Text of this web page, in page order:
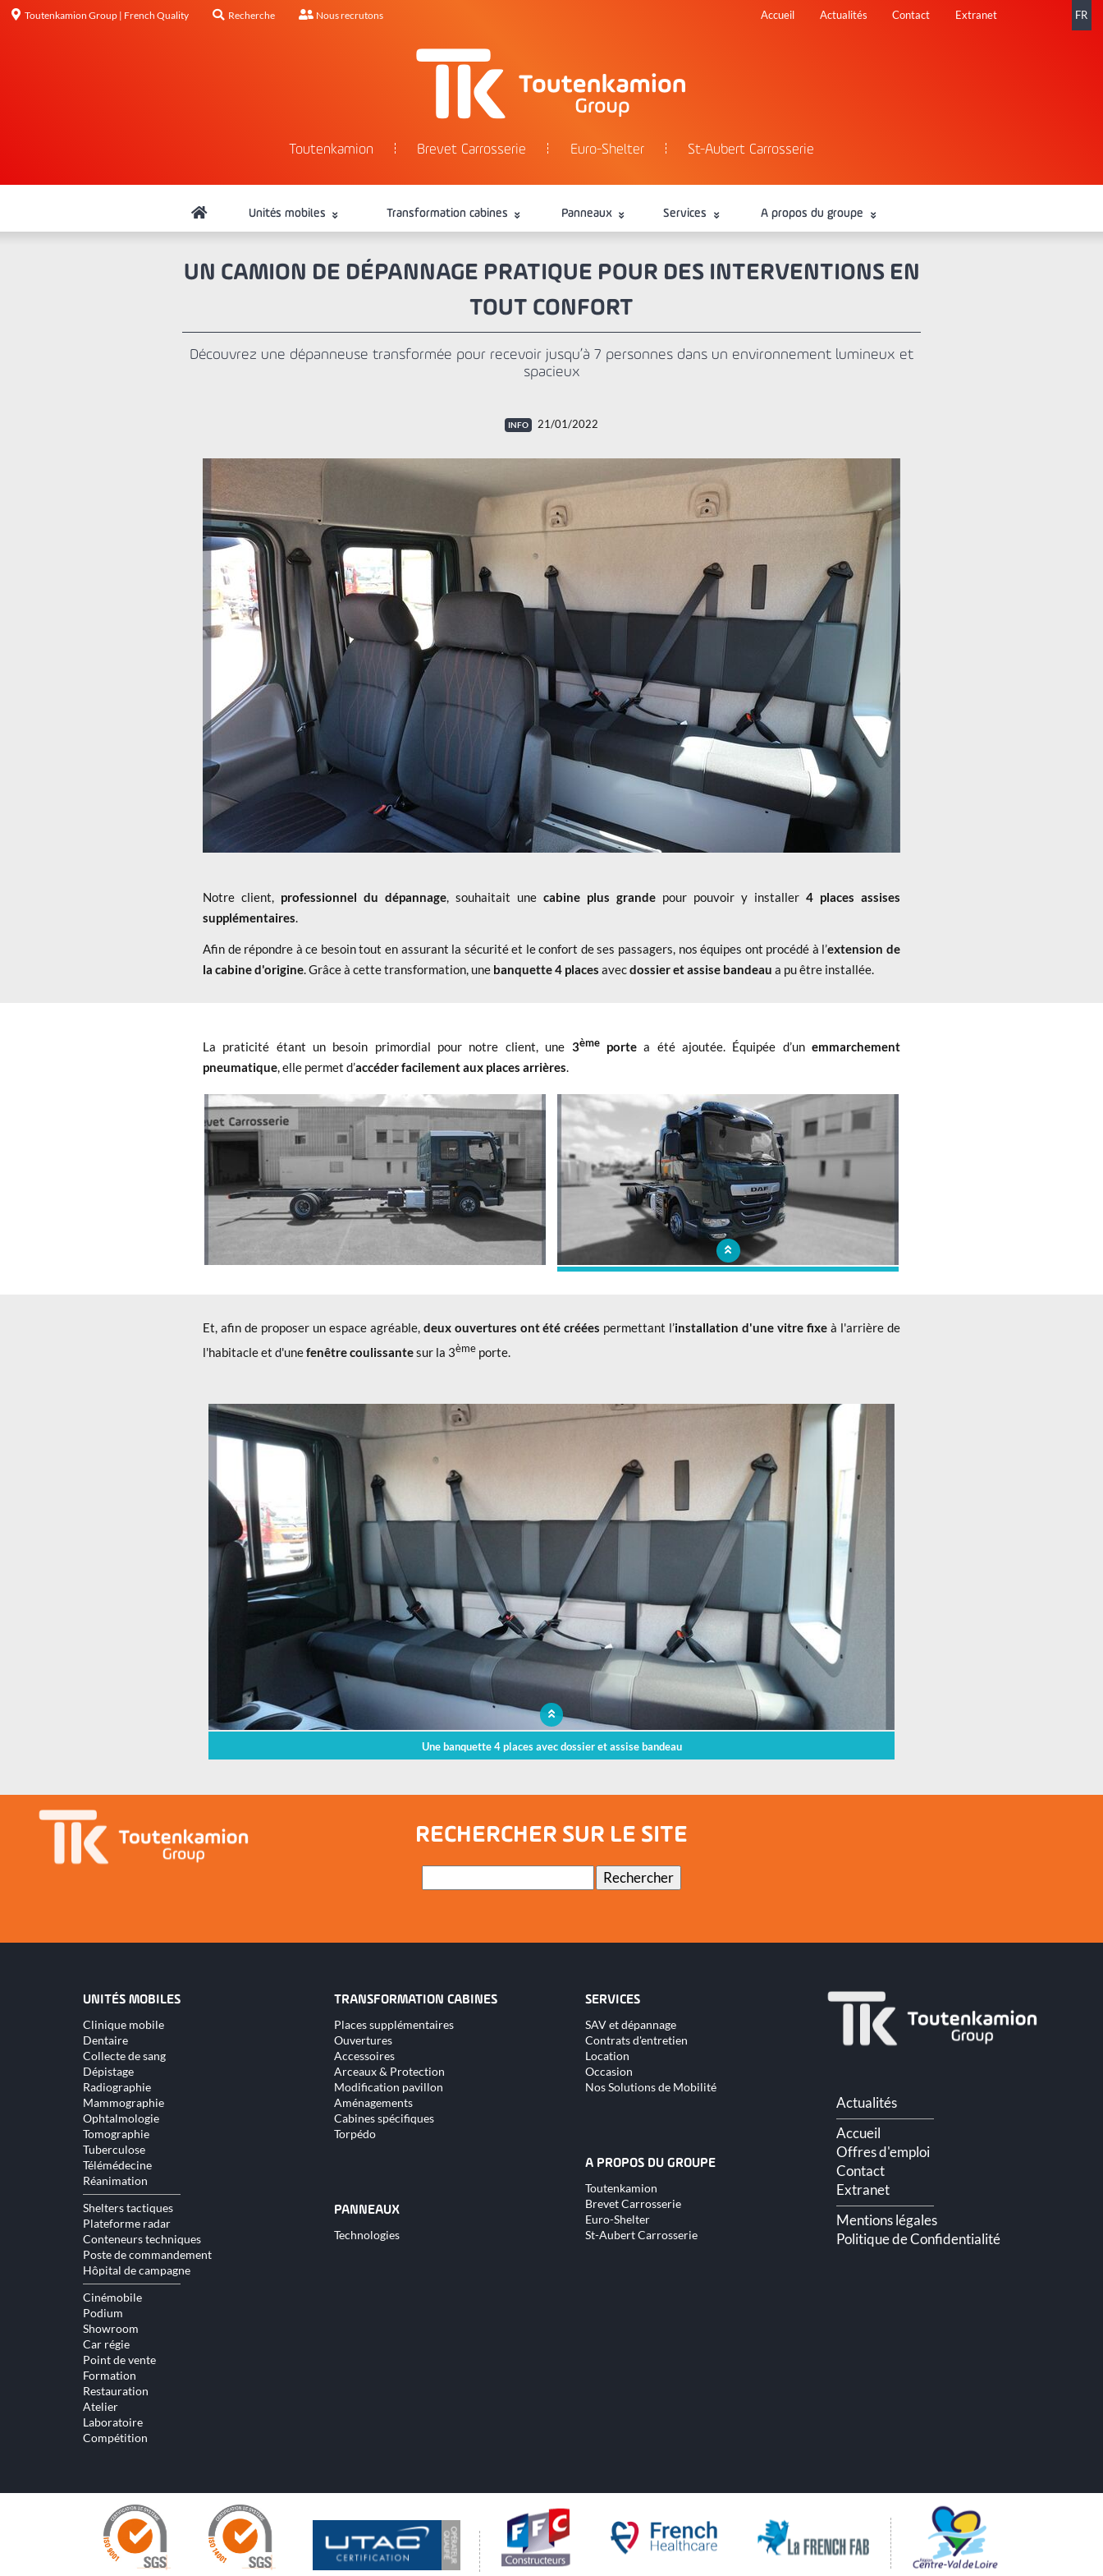
Toutenkamion Group | French Quality Recherche Nous recrutons
auAccueil Actualités Contact Extranet FR
Toutenkamion Brevet Carrosserie Euro-Shelter St-Aubert Carrosserie
Unités mobiles Transformation cabines Panneaux Services A propos du groupe
UN CAMION DE DÉPANNAGE PRATIQUE POUR DES INTERVENTIONS EN
TOUT CONFORT
Découvrez une dépanneuse transformée pour recevoir jusqu’à 7 personnes dans un environnement lumineux et
spacieux
21/01/2022
Notre client, professionnel du dépannage, souhaitait une cabine plus grande pour pouvoir y installer 4 places assises
supplémentaires.
Afin de répondre à ce besoin tout en assurant la sécurité et le confort de ses passagers, nos équipes ont procédé à l’extension de
la cabine d'origine. Grâce à cette transformation, une banquette 4 places avecdossier et assise bandeau a pu être installée.
La praticité étant un besoin primordial pour notre client, une 3èmeportea été ajoutée. Équipée d’unemmarchement
pneumatique, elle permet d’accéder facilement aux places arrières.
Et, afin de proposer un espace agréable, deux ouvertures ont été créées permettant l’installation d'une vitre fixe à l'arrière de
l'habitacle et d'unefenêtre coulissantesur la 3ème porte.
Une banquette 4 places avec dossier et assise bandeau
RECHERCHER SUR LE SITE
Mots-
Rechercher
UNITÉS MOBILES
Aller
au
contenu
Clinique mobile
Dentaire
Collecte de sang
Dépistage
Radiographie
Mammographie
Ophtalmologie
Tomographie
Tuberculose
Télémédecine
Réanimation
Shelters tactiques
Plateforme radar
Conteneurs techniques
Poste de commandement
Hôpital de campagne
Cinémobile
Podium
Showroom
Car régie
Point de vente
Formation
Restauration
Atelier
Laboratoire
Compétition
TRANSFORMATION CABINES
Aller
au
contenu
Places supplémentaires
Ouvertures
Accessoires
Arceaux & Protection
Modification pavillon
Aménagements
Cabines spécifiques
Torpédo
PANNEAUX
Aller
Technologies
SERVICES
Aller
au
contenu
SAV et dépannage
Contrats d'entretien
Location
Occasion
Nos Solutions de Mobilité
A PROPOS DU GROUPE
Aller
au
contenu
Toutenkamion
Brevet Carrosserie
Euro-Shelter
St-Aubert Carrosserie
Aller
au
contenu
Actualités
Accueil
Offres d'emploi
Contact
Extranet
Mentions légales
Politique de Confidentialité